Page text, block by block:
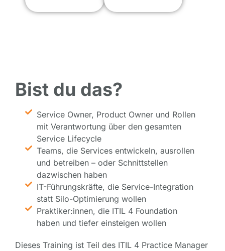
Bist du das?
Service Owner, Product Owner und Rollen
mit Verantwortung über den gesamten
Service Lifecycle
Teams, die Services entwickeln, ausrollen
und betreiben – oder Schnittstellen
dazwischen haben
IT-Führungskräfte, die Service-Integration
statt Silo-Optimierung wollen
Praktiker:innen, die ITIL 4 Foundation
haben und tiefer einsteigen wollen
Dieses Training ist Teil des ITIL 4 Practice Manager